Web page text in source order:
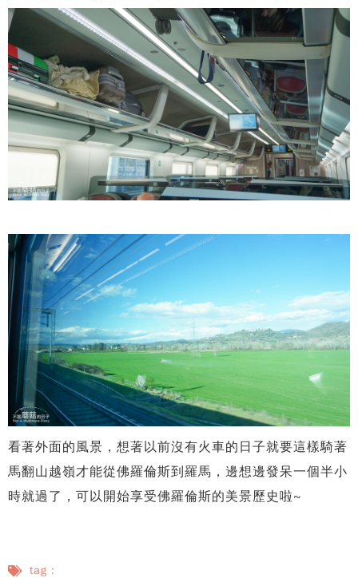
看著外面的風景，想著以前沒有火車的日子就要這樣騎著
馬翻山越嶺才能從佛羅倫斯到羅馬，邊想邊發呆一個半小
時就過了，可以開始享受佛羅倫斯的美景歷史啦~
tag：